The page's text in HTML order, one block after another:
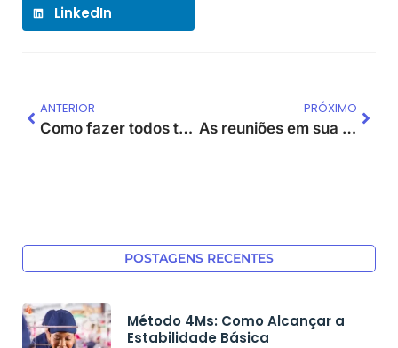
LinkedIn
ANTERIOR
Como fazer todos trabalharem na mesma direção?
PRÓXIMO
As reuniões em sua empresa são demoradas e improdutivas? Veja como torná-las mais eficientes!
POSTAGENS RECENTES
Método 4Ms: Como Alcançar a
Estabilidade Básica